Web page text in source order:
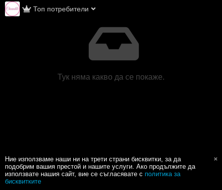
Топ потребители
Тук няма какво да се покаже.
Ние използваме наши ни на трети страни бисквитки, за да
подобрим вашия престой и нашите услуги. Ако продължите да
използвате нашия сайт, вие се съгласявате с политика за
бисквитките